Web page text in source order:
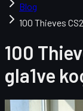
Blog
100 Thieves
100
gla1ve